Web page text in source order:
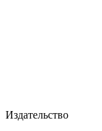
Издательство